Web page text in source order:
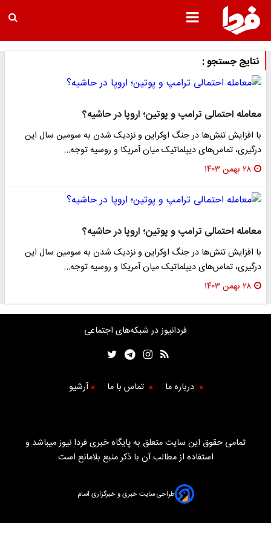
نتایج جستجو :
معامله احتمالی ترامپ و پوتین؛ اروپا در حاشیه؟
با افزایش تنش‌ها در جنگ اوکراین و نزدیک شدن به سومین سال این
درگیری، تماس‌های دیپلماتیک میان آمریکا و روسیه توجه…
۲۸ بهمن ۱۴۰۳
معامله احتمالی ترامپ و پوتین؛ اروپا در حاشیه؟
با افزایش تنش‌ها در جنگ اوکراین و نزدیک شدن به سومین سال این
درگیری، تماس‌های دیپلماتیک میان آمریکا و روسیه توجه…
۲۸ بهمن ۱۴۰۳
فردانیوز در شبکه‌های اجتماعی
درباره ما تماس با ما آرشیو
تمامی حقوق این سایت متعلق به پایگاه خبری فردا نیوز میباشد و
استفاده از مطالب آن با ذکر منبع بلامانع است
طراحی سایت خبری و خبرگزاری آسام